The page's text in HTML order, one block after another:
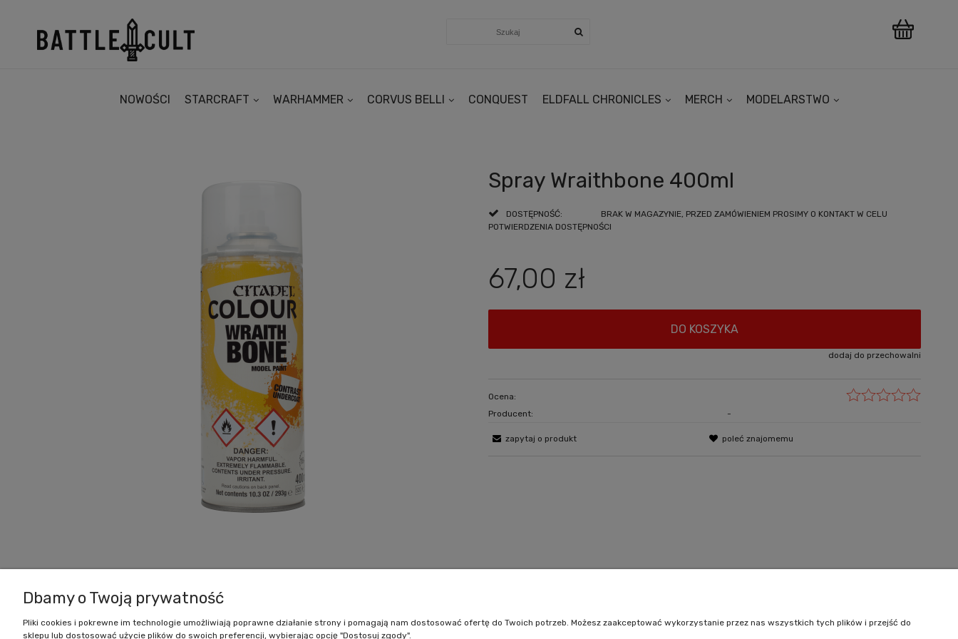
NOWOŚCI STARCRAFT WARHAMMER CORVUS BELLI CONQUEST ELDFALL CHRONICLES MERCH MODELARSTWO
Spray Wraithbone 400ml
DOSTĘPNOŚĆ:
BRAK W MAGAZYNIE, PRZED ZAMÓWIENIEM PROSIMY O KONTAKT W CELU
POTWIERDZENIA DOSTĘPNOŚCI
67,00 zł
DO KOSZYKA
dodaj do przechowalni
Ocena:
Producent:
-
zapytaj o produkt poleć znajomemu
Czas realizacji zamówienia
Formy płatności
Jak kupować?
Polityka prywatności
Logowanie
O nas
Dbamy o Twoją prywatność
Pliki cookies i pokrewne im technologie umożliwiają poprawne działanie strony i pomagają nam dostosować ofertę do Twoich potrzeb. Możesz zaakceptować wykorzystanie przez nas wszystkich tych plików i przejść do
sklepu lub dostosować użycie plików do swoich preferencji, wybierając opcję "Dostosuj zgody".